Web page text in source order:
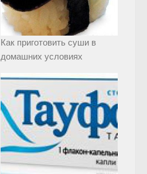
Как приготовить суши в
домашних условиях